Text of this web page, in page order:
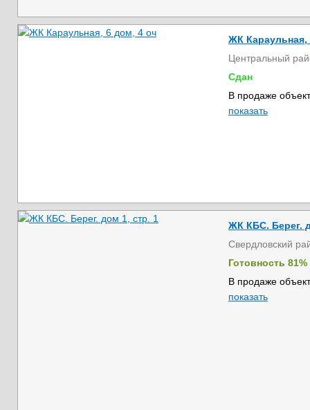
ЖК Караульная,
Центральный
Сдан
В продаже
показать
ЖК КБС. Берег.
Свердловский
Готовность 81%
В продаже
показать